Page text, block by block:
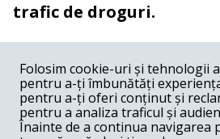
trafic de droguri.
COMENTARII
Nume
Folosim cookie-uri și tehnologii
pentru a-ți îmbunătăți
pentru a-ți oferi conținut și
pentru a analiza traficul și
Înainte de a continua navigarea